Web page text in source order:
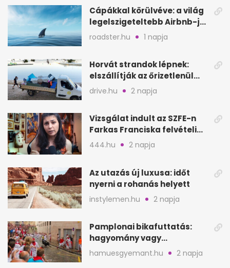
Cápákkal körülvéve: a világ
legelszigeteltebb Airbnb-je
a nyílt tengeren
roadster.hu 1 napja
Horvát strandok lépnek:
elszállítják az őrizetlenül
hagyott törölközőket
drive.hu 2 napja
Vizsgálat indult az SZFE-n
Farkas Franciska felvételi
videója után
444.hu 2 napja
Az utazás új luxusa: időt
nyerni a rohanás helyett
instylemen.hu 2 napja
Pamplonai bikafuttatás:
hagyomány vagy
értelmetlen vérontás?
hamuesgyemant.hu 2 napja